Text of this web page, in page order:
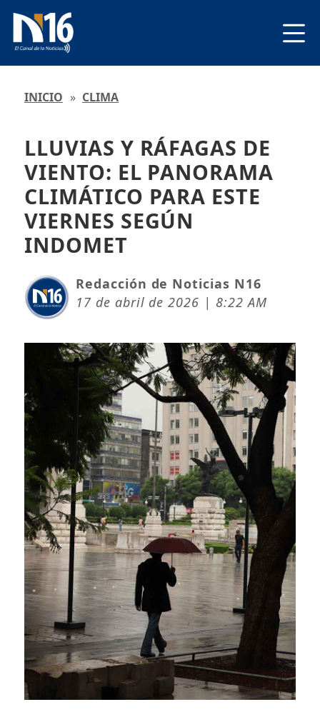
INICIO » CLIMA
LLUVIAS Y RÁFAGAS DE
VIENTO: EL PANORAMA
CLIMÁTICO PARA ESTE
VIERNES SEGÚN
INDOMET
Redacción de Noticias N16
17 de abril de 2026 | 8:22 AM